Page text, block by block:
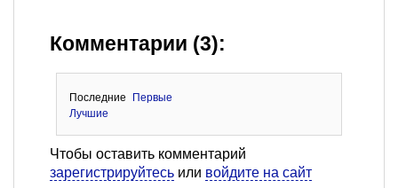
Комментарии (3):
Последние
Первые
Лучшие
Чтобы оставить комментарий
зарегистрируйтесь или войдите на сайт